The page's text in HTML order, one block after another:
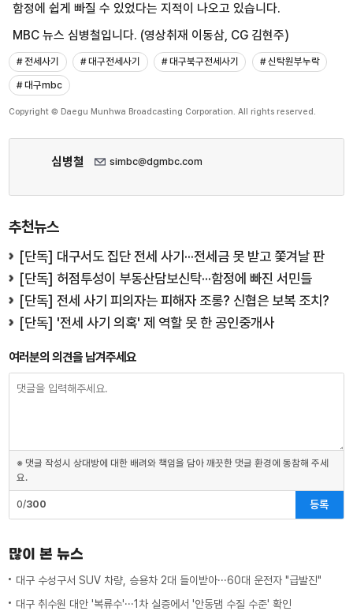
함정에 쉽게 빠질 수 있었다는 지적이 나오고 있습니다.
MBC 뉴스 심병철입니다. (영상취재 이동삼, CG 김현주)
# 전세사기 # 대구전세사기 # 대구북구전세사기
# 신탁원부누락
# 대구mbc
Copyright © Daegu Munhwa Broadcasting Corporation. All rights reserved.
심병철 simbc@dgmbc.com
추천뉴스
[단독] 대구서도 집단 전세 사기···전세금 못 받고 쫓겨날 판
[단독] 허점투성이 부동산담보신탁···함정에 빠진 서민들
[단독] 전세 사기 피의자는 피해자 조롱? 신협은 보복 조치?
[단독] '전세 사기 의혹' 제 역할 못 한 공인중개사
여러분의 의견을 남겨주세요
※ 댓글 작성시 상대방에 대한 배려와 책임을 담아 깨끗한 댓글 환경에 동참해 주세
요.
0/300 등록
많이 본 뉴스
대구 수성구서 SUV 차량, 승용차 2대 들이받아···60대 운전자 "급발진"
대구 취수원 대안 '복류수'···1차 실증에서 '안동댐 수질 수준' 확인